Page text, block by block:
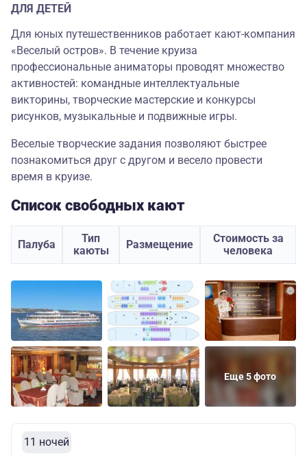
ДЛЯ ДЕТЕЙ
Для юных путешественников работает кают-компания
«Веселый остров». В течение круиза
профессиональные аниматоры проводят множество
активностей: командные интеллектуальные
викторины, творческие мастерские и конкурсы
рисунков, музыкальные и подвижные игры.
Веселые творческие задания позволяют быстрее
познакомиться друг с другом и весело провести
время в круизе.
Список свободных кают
Палуба
Тип
каюты
Размещение
Стоимость за
человека
Еще 5 фото
11 ночей